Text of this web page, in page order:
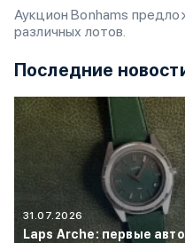
Аукцион Bonhams
различных лотов.
Последние
31.07.2026
Laps Arche: первые